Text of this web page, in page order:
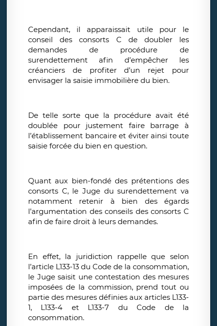
Cependant, il apparaissait utile pour le
conseil des consorts C de doubler les
demandes de procédure de
surendettement afin d’empêcher les
créanciers de profiter d’un rejet pour
envisager la saisie immobilière du bien.
De telle sorte que la procédure avait été
doublée pour justement faire barrage à
l’établissement bancaire et éviter ainsi toute
saisie forcée du bien en question.
Quant aux bien-fondé des prétentions des
consorts C, le Juge du surendettement va
notamment retenir à bien des égards
l’argumentation des conseils des consorts C
afin de faire droit à leurs demandes.
En effet, la juridiction rappelle que selon
l’article L133-13 du Code de la consommation,
le Juge saisit une contestation des mesures
imposées de la commission, prend tout ou
partie des mesures définies aux articles L133-
1, L133-4 et L133-7 du Code de la
consommation.